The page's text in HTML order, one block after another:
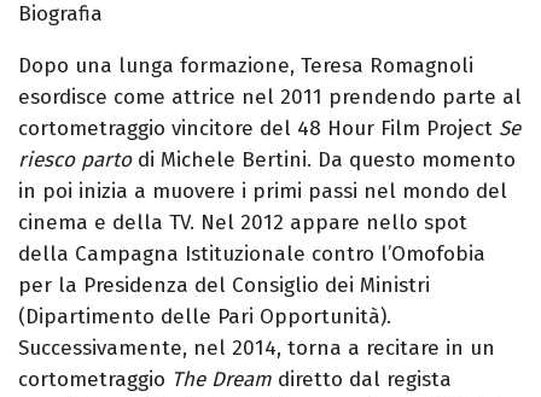
Biografia
Dopo una lunga formazione, Teresa Romagnoli
esordisce come attrice nel 2011 prendendo parte al
cortometraggio vincitore del 48 Hour Film Project Se
riesco parto di Michele Bertini. Da questo momento
in poi inizia a muovere i primi passi nel mondo del
cinema e della TV. Nel 2012 appare nello spot
della Campagna Istituzionale contro l’Omofobia
per la Presidenza del Consiglio dei Ministri
(Dipartimento delle Pari Opportunità).
Successivamente, nel 2014, torna a recitare in un
cortometraggio The Dream diretto dal regista